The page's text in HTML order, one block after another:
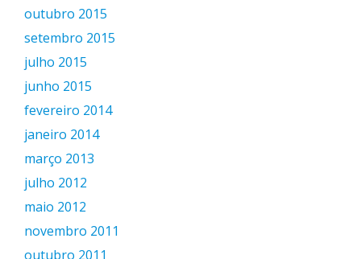
outubro 2015
setembro 2015
julho 2015
junho 2015
fevereiro 2014
janeiro 2014
março 2013
julho 2012
maio 2012
novembro 2011
outubro 2011